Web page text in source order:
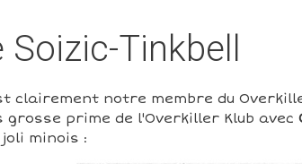
Tinkbell
clairement notre membre du
grosse prime de l'Overkiller Klub avec
minois :